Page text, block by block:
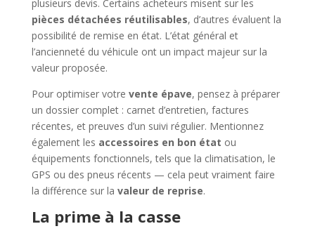
plusieurs devis. Certains acheteurs misent sur les
pièces détachées réutilisables, d’autres évaluent la
possibilité de remise en état. L’état général et
l’ancienneté du véhicule ont un impact majeur sur la
valeur proposée.
Pour optimiser votre vente épave, pensez à préparer
un dossier complet : carnet d’entretien, factures
récentes, et preuves d’un suivi régulier. Mentionnez
également les accessoires en bon état ou
équipements fonctionnels, tels que la climatisation, le
GPS ou des pneus récents — cela peut vraiment faire
la différence sur la valeur de reprise.
La prime à la casse